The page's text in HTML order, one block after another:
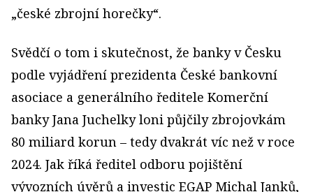
„české zbrojní horečky“.
Svědčí o tom i skutečnost, že banky v Česku
podle vyjádření prezidenta České bankovní
asociace a generálního ředitele Komerční
banky Jana Juchelky loni půjčily zbrojovkám
80 miliard korun – tedy dvakrát víc než v roce
2024. Jak říká ředitel odboru pojištění
vývozních úvěrů a investic EGAP Michal Janků,